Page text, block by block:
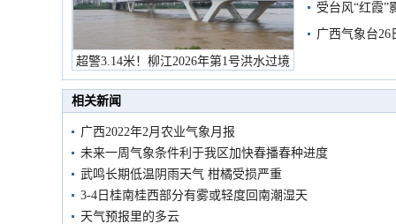
超警3.14米！柳江2026年第1号洪水过境
市民在堤岸见证汛况
受台风“红霞”
有较强降雨
广西气象台26
相关新闻
广西2022年2月农业气象月报
未来一周气象条件利于我区加快春播春种进度
武鸣长期低温阴雨天气 柑橘受损严重
3-4日桂南桂西部分有雾或轻度回南潮湿天
天气预报里的多云